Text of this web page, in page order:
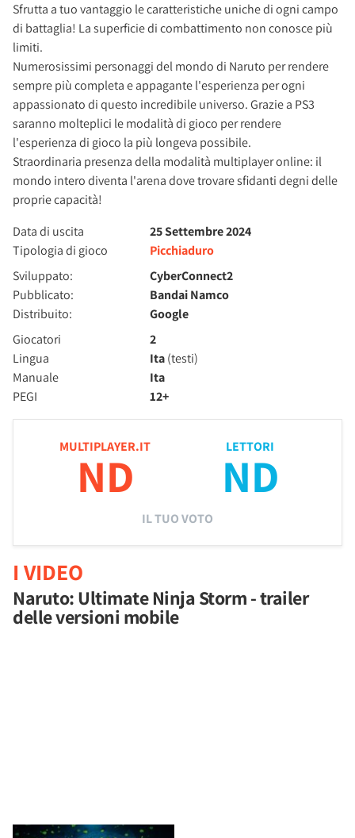
Sfrutta a tuo vantaggio le caratteristiche uniche di ogni campo
di battaglia! La superficie di combattimento non conosce più
limiti.
Numerosissimi personaggi del mondo di Naruto per rendere
sempre più completa e appagante l'esperienza per ogni
appassionato di questo incredibile universo. Grazie a PS3
saranno molteplici le modalità di gioco per rendere
l'esperienza di gioco la più longeva possibile.
Straordinaria presenza della modalità multiplayer online: il
mondo intero diventa l'arena dove trovare sfidanti degni delle
proprie capacità!
Data di uscita
25 Settembre 2024
Tipologia di gioco
Picchiaduro
Sviluppato:
CyberConnect2
Pubblicato:
Bandai Namco
Distribuito:
Google
Giocatori
2
Lingua
Ita(testi)
Manuale
Ita
PEGI
12+
MULTIPLAYER.IT
ND
LETTORI
ND
IL TUO VOTO
I VIDEO
Naruto: Ultimate Ninja Storm - trailer
delle versioni mobile